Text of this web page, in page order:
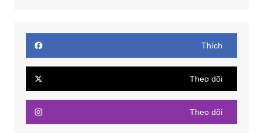
Thích
Theo dõi
Theo dõi